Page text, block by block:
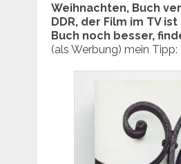
Weihnachten, Buch
DDR, der Film im TV
Buch noch besser,
(als Werbung) mein Tipp: